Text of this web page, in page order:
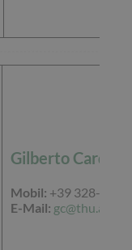
Gilberto
Mobil: +39 328-65
E-Mail: gc@thu.at